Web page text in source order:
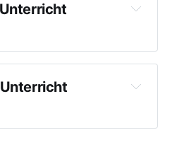
im Kurs;
Arbeit in
Videokonferenzen etc.
in Kursen